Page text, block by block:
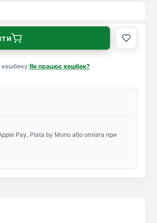
кешбеку.Як працює кешбек?
Pay, Plata by Mono або оплата при